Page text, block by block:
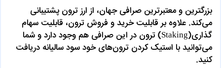
بزرگترین و معتبرترین صرافی جهان، از ارز ترون پشتیبانی
می‌کند. علاوه بر قابلیت خرید و فروش ترون، قابلیت سهام
گذاری(Staking) ترون در این صرافی هم وجود دارد و شما
می‌توانید با استیک کردن ترون‌های خود سود سالیانه دریافت
کنید.